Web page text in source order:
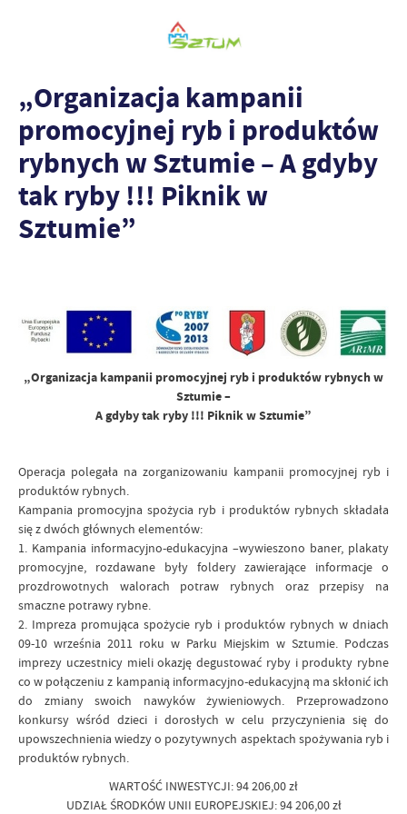
„Organizacja kampanii
promocyjnej ryb i produktów
rybnych w Sztumie – A gdyby
tak ryby !!! Piknik w
Sztumie”
„Organizacja kampanii promocyjnej ryb i produktów rybnych w
Sztumie –
A gdyby tak ryby !!! Piknik w Sztumie”
Operacja polegała na zorganizowaniu kampanii promocyjnej ryb i
produktów rybnych.
Kampania promocyjna spożycia ryb i produktów rybnych składała
się z dwóch głównych elementów:
1. Kampania informacyjno-edukacyjna –wywieszono baner, plakaty
promocyjne, rozdawane były foldery zawierające informacje o
prozdrowotnych walorach potraw rybnych oraz przepisy na
smaczne potrawy rybne.
2. Impreza promująca spożycie ryb i produktów rybnych w dniach
09-10 września 2011 roku w Parku Miejskim w Sztumie. Podczas
imprezy uczestnicy mieli okazję degustować ryby i produkty rybne
co w połączeniu z kampanią informacyjno-edukacyjną ma skłonić ich
do zmiany swoich nawyków żywieniowych. Przeprowadzono
konkursy wśród dzieci i dorosłych w celu przyczynienia się do
upowszechnienia wiedzy o pozytywnych aspektach spożywania ryb i
produktów rybnych.
WARTOŚĆ INWESTYCJI: 94 206,00 zł
UDZIAŁ ŚRODKÓW UNII EUROPEJSKIEJ: 94 206,00 zł